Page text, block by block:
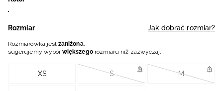
Rozmiar Jak dobrać rozmiar?
Rozmiarówka jestzaniżona,
sugerujemy wybórwiększegorozmiaru niż zazwyczaj.
XS S M